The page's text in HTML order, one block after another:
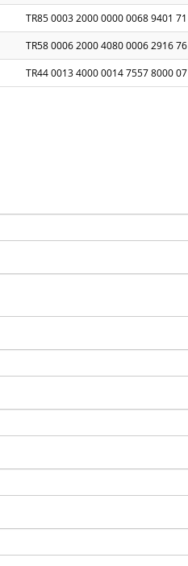
TR85 0003 2000 0000 0068 9401 71
TR58 0006 2000 4080 0006 2916 76
TR44 0013 4000 0014 7557 8000 07